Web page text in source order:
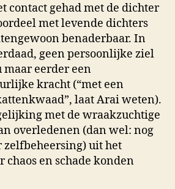
contact gehad met de dichter
met levende dichters
benaderbaar. In
geen persoonlijke ziel
eerder een
kracht (“met een
laat Arai weten).
met de wraakzuchtige
overledenen (dan wel: nog
zelfbeheersing) uit het
chaos en schade konden